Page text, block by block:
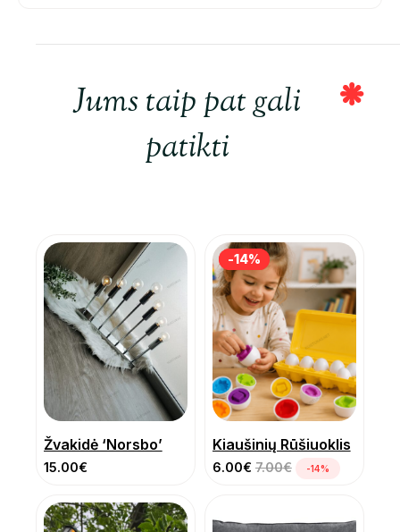
Jums taip pat gali
patikti
Žvakidė ‘Norsbo’
15.00€
Kiaušinių Rūšiuoklis
6.00€ 7.00€
-14%
-14%
-14%